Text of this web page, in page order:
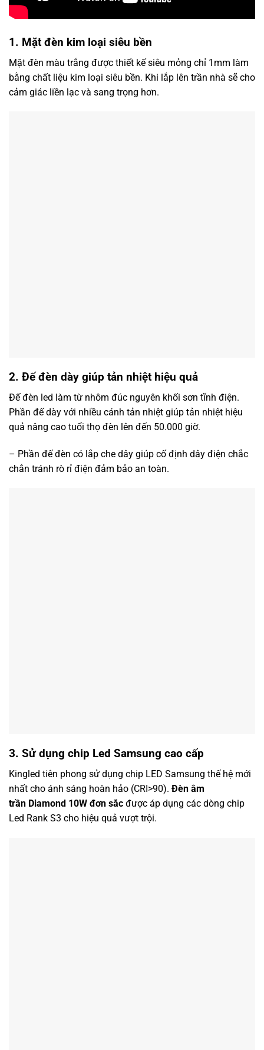
1. Mặt đèn kim loại siêu bền
Mặt đèn màu trắng được thiết kế siêu mỏng chỉ 1mm làm
bằng chất liệu kim loại siêu bền. Khi lắp lên trần nhà sẽ cho
cảm giác liền lạc và sang trọng hơn.
2. Đế đèn dày giúp tản nhiệt hiệu quả
Đếđèn led làm từ nhôm đúc nguyên khối sơn tĩnh điện.
Phần đế dày với nhiều cánh tản nhiệt giúp tản nhiệt hiệu
quả nâng cao tuổi thọ đèn lên đến 50.000 giờ.
– Phần đế đèn có lắp che dây giúp cố định dây điện chắc
chắn tránh rò rỉ điện đảm bảo an toàn.
3. Sử dụng chip Led Samsung cao cấp
Kingled tiên phong sử dụng chip LED Samsung thế hệ mới
nhất cho ánh sáng hoàn hảo (CRI>90). Đèn âm
trần Diamond 10W đơn sắc được áp dụng các dòng chip
Led Rank S3 cho hiệu quả vượt trội.